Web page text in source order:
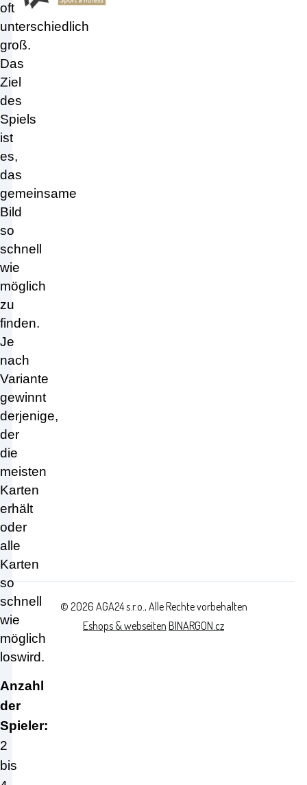
oft
unterschiedlich
groß.
Das
Ziel
des
Spiels
ist
es,
das
gemeinsame
Bild
so
schnell
wie
möglich
zu
finden.
Je
nach
Variante
gewinnt
derjenige,
der
die
meisten
Karten
erhält
oder
alle
Karten
so
schnell
wie
möglich
loswird.
Anzahl
der
Spieler:
2
bis
© 2026 AGA24 s.r.o., Alle Rechte vorbehalten
Eshops & webseiten BINARGON.cz